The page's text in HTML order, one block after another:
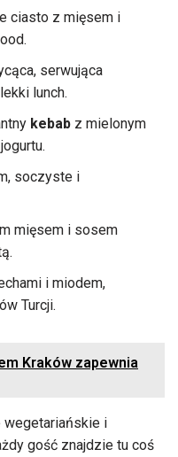
ciasto z mięsem i
serwująca
lunch.
kebab z mielonym
soczyste i
mięsem i sosem
i miodem,
Turcji.
Kraków zapewnia
wegetariańskie i
gość znajdzie tu coś